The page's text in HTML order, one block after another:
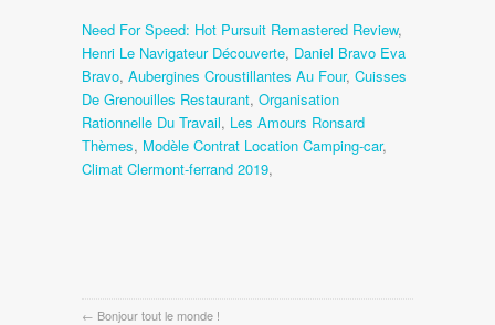
Need For Speed: Hot Pursuit Remastered Review,
Henri Le Navigateur Découverte, Daniel Bravo Eva
Bravo, Aubergines Croustillantes Au Four, Cuisses
De Grenouilles Restaurant, Organisation
Rationnelle Du Travail, Les Amours Ronsard
Thèmes, Modèle Contrat Location Camping-car,
Climat Clermont-ferrand 2019,
← Bonjour tout le monde !